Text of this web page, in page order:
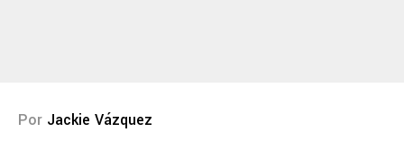
Por Jackie Vázquez